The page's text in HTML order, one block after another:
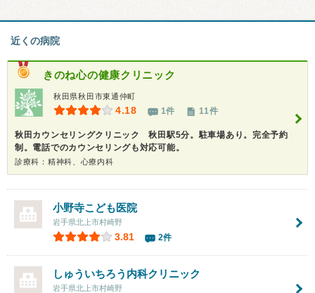
近くの病院
きのね心の健康クリニック
秋田県秋田市東通仲町
4.18 1件 11件
秋田カウンセリングクリニック 秋田駅5分。駐車場あり。完全予約
制。電話でのカウンセリングも対応可能。
診療科：精神科、心療内科
小野寺こども医院
岩手県北上市村崎野
3.81 2件
しゅういちろう内科クリニック
岩手県北上市村崎野